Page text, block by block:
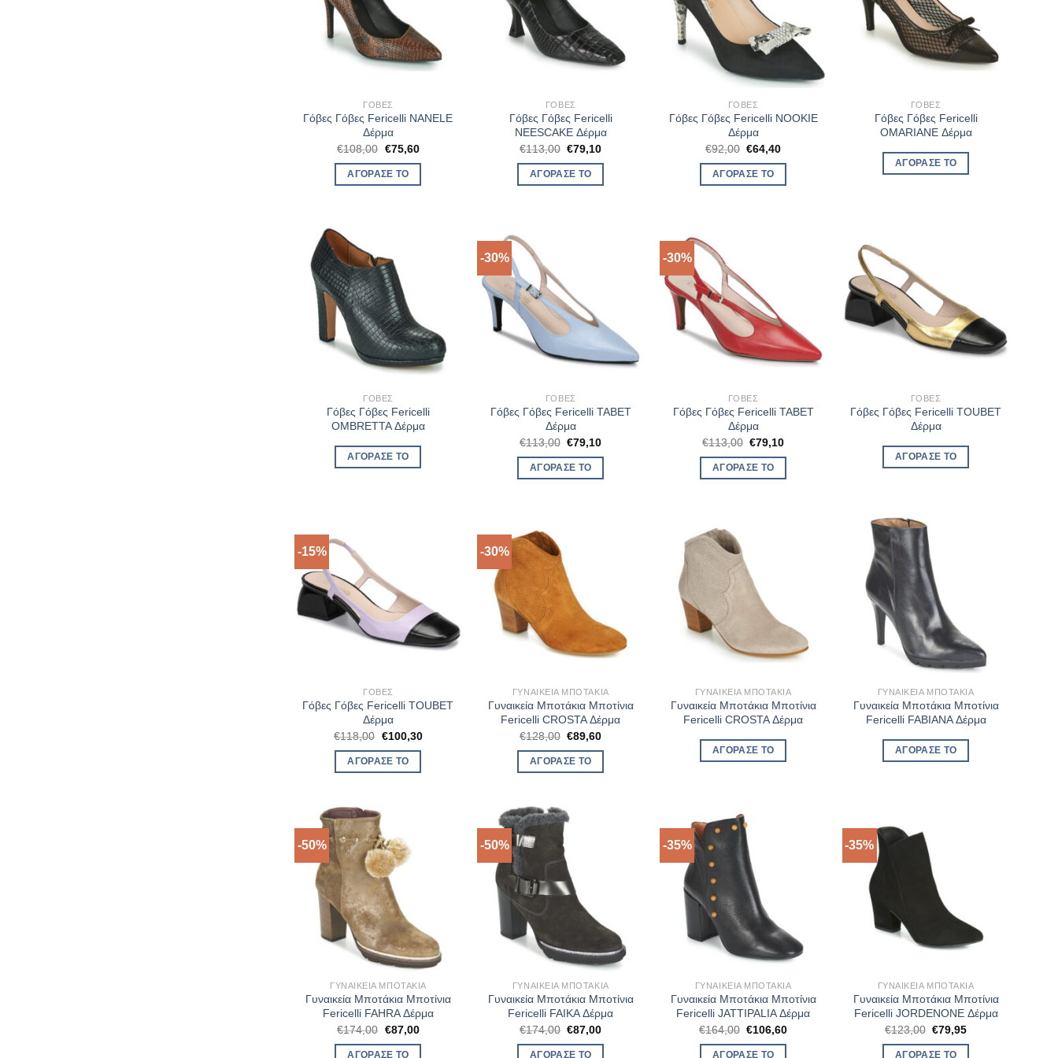
ΓΌΒΕΣ
Γόβες Γόβες Fericelli NANELE
Δέρμα
€108,00 Original
was:
€108,00.
€75,60Η
ΑΓΌΡΑΣΈ ΤΟ
ΓΌΒΕΣ
Γόβες Γόβες Fericelli
NEESCAKE Δέρμα
€113,00 Original
was:
€113,00.
€79,10Η
ΑΓΌΡΑΣΈ ΤΟ
ΓΌΒΕΣ
Γόβες Γόβες Fericelli NOOKIE
Δέρμα
€92,00 Original
was:
€92,00.
€64,40Η
ΑΓΌΡΑΣΈ ΤΟ
ΓΌΒΕΣ
Γόβες Γόβες Fericelli
OMARIANE Δέρμα
ΑΓΌΡΑΣΈ ΤΟ
ΓΌΒΕΣ
Γόβες Γόβες Fericelli
OMBRETTA Δέρμα
ΑΓΌΡΑΣΈ ΤΟ
-30%
ΓΌΒΕΣ
Γόβες Γόβες Fericelli TABET
Δέρμα
€113,00 Original
was:
€113,00.
€79,10Η
ΑΓΌΡΑΣΈ ΤΟ
-30%
ΓΌΒΕΣ
Γόβες Γόβες Fericelli TABET
Δέρμα
€113,00 Original
was:
€113,00.
€79,10Η
ΑΓΌΡΑΣΈ ΤΟ
ΓΌΒΕΣ
Γόβες Γόβες Fericelli TOUBET
Δέρμα
ΑΓΌΡΑΣΈ ΤΟ
-15%
ΓΌΒΕΣ
Γόβες Γόβες Fericelli TOUBET
Δέρμα
€118,00 Original
was:
€118,00.
€100,30Η
ΑΓΌΡΑΣΈ ΤΟ
-30%
ΓΥΝΑΙΚΕΊΑ ΜΠΟΤΆΚΙΑ
Γυναικεία Μποτάκια Μποτίνια
Fericelli CROSTA Δέρμα
€128,00 Original
was:
€128,00.
€89,60Η
ΑΓΌΡΑΣΈ ΤΟ
ΓΥΝΑΙΚΕΊΑ ΜΠΟΤΆΚΙΑ
Γυναικεία Μποτάκια Μποτίνια
Fericelli CROSTA Δέρμα
ΑΓΌΡΑΣΈ ΤΟ
ΓΥΝΑΙΚΕΊΑ ΜΠΟΤΆΚΙΑ
Γυναικεία Μποτάκια Μποτίνια
Fericelli FABIANA Δέρμα
ΑΓΌΡΑΣΈ ΤΟ
-50%
ΓΥΝΑΙΚΕΊΑ ΜΠΟΤΆΚΙΑ
Γυναικεία Μποτάκια Μποτίνια
Fericelli FAHRA Δέρμα
€174,00 Original
was:
€87,00Η
ΑΓΌΡΑΣΈ ΤΟ
-50%
ΓΥΝΑΙΚΕΊΑ ΜΠΟΤΆΚΙΑ
Γυναικεία Μποτάκια Μποτίνια
Fericelli FAIKA Δέρμα
€174,00 Original
was:
€87,00Η
ΑΓΌΡΑΣΈ ΤΟ
-35%
ΓΥΝΑΙΚΕΊΑ ΜΠΟΤΆΚΙΑ
Γυναικεία Μποτάκια Μποτίνια
Fericelli JATTIPALIA Δέρμα
€164,00 Original
was:
€106,60Η
ΑΓΌΡΑΣΈ ΤΟ
-35%
ΓΥΝΑΙΚΕΊΑ ΜΠΟΤΆΚΙΑ
Γυναικεία Μποτάκια Μποτίνια
Fericelli JORDENONE Δέρμα
€123,00 Original
was:
€79,95Η
ΑΓΌΡΑΣΈ ΤΟ